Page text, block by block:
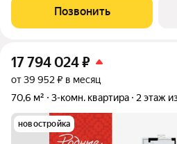
Родные Кварталы, 3.4, район
административный округ, Москва.
Позвонить
17 794 024₽
от 39 952 ₽ в месяц
70,6 м²
3-комн. квартира 2 этаж
новостройка